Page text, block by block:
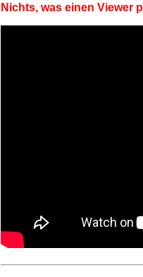
Nichts, was einen Viewer